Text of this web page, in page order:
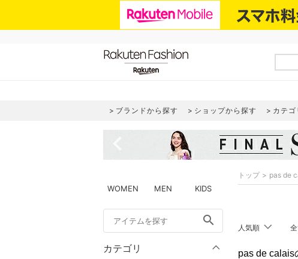
ブランドから探す ショップから探す カテ
WOMEN MEN KIDS
search
カテゴリ
トップ pas de
人気順
pas de calais